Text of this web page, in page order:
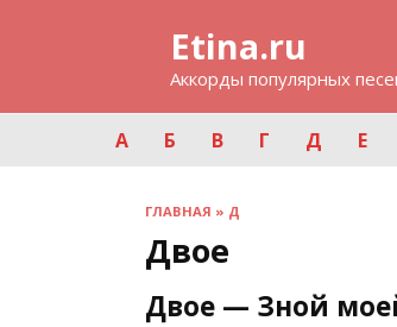
Etina.ru
Аккорды популярных
А Б В Г Д Е
ГЛАВНАЯ » Д
Двое
Двое — Зной